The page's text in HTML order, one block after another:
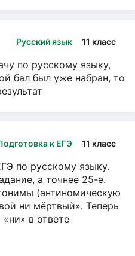
Русский язык 11 класс
по русскому языку,
бал был уже набран, то
к ЕГЭ 11 класс
по русскому языку.
а точнее 25-е.
(антиномическую
ни мёртвый». Теперь
в ответе